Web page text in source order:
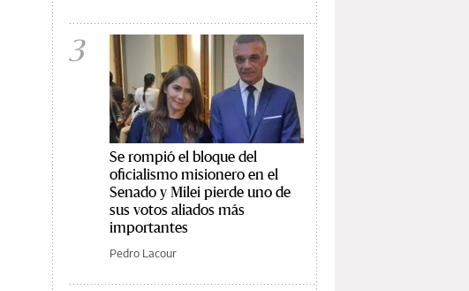
3
Se rompió el bloque del
oficialismo misionero en el
Senado y Milei pierde uno de
sus votos aliados más
importantes
Pedro Lacour